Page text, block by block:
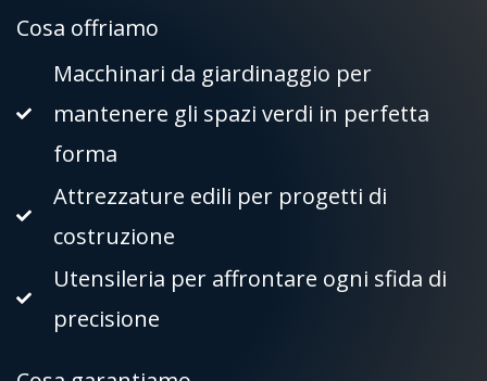
Cosa offriamo
Macchinari da giardinaggio per
mantenere gli spazi verdi in perfetta
forma
Attrezzature edili per progetti di
costruzione
Utensileria per affrontare ogni sfida di
precisione